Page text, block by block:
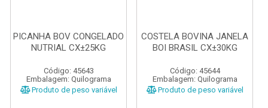
PICANHA BOV CONGELADO
NUTRIAL CX±25KG
Código: 45643
Embalagem: Quilograma
Produto de peso variável
COSTELA BOVINA JANELA
BOI BRASIL CX±30KG
Código: 45644
Embalagem: Quilograma
Produto de peso variável